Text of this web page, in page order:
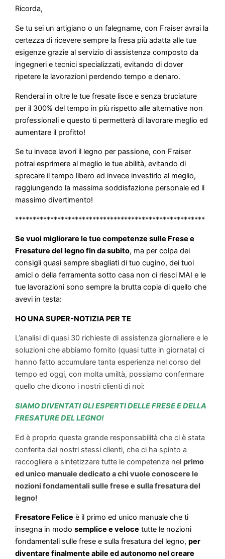
Ricorda,
Se tu sei un artigiano o un falegname, con Fraiser avrai la
certezza di ricevere sempre la fresa più adatta alle tue
esigenze grazie al servizio di assistenza composto da
ingegneri e tecnici specializzati, evitando di dover
ripetere le lavorazioni perdendo tempo e denaro.
Renderai in oltre le tue fresate lisce e senza bruciature
per il 300% del tempo in più rispetto alle alternative non
professionali e questo ti permetterà di lavorare meglio ed
aumentare il profitto!
Se tu invece lavori il legno per passione, con Fraiser
potrai esprimere al meglio le tue abilità, evitando di
sprecare il tempo libero ed invece investirlo al meglio,
raggiungendo la massima soddisfazione personale ed il
massimo divertimento!
******************************************************
Se vuoi migliorare le tue competenze sulle Frese e
Fresature del legno fin da subito, ma per colpa dei
consigli quasi sempre sbagliati di tuo cugino, dei tuoi
amici o della ferramenta sotto casa non ci riesci MAI e le
tue lavorazioni sono sempre la brutta copia di quello che
avevi in testa:
HO UNA SUPER-NOTIZIA PER TE
L’analisi di quasi 30 richieste di assistenza giornaliere e le
soluzioni che abbiamo fornito (quasi tutte in giornata) ci
hanno fatto accumulare tanta esperienza nel corso del
tempo ed oggi, con molta umiltà, possiamo confermare
quello che dicono i nostri clienti di noi:
SIAMO DIVENTATI GLI ESPERTI DELLE FRESE E DELLA
FRESATURE DEL LEGNO!
Ed è proprio questa grande responsabilità che ci è stata
conferita dai nostri stessi clienti, che ci ha spinto a
raccogliere e sintetizzare tutte le competenze nelprimo
ed unico manuale dedicato a chi vuole conoscere le
nozioni fondamentali sulle frese e sulla fresatura del
legno!
Fresatore Felice è il primo ed unico manuale che ti
insegna in modosemplice e veloce tutte le nozioni
fondamentali sulle frese e sulla fresatura del legno,per
diventare finalmente abile ed autonomo nel creare